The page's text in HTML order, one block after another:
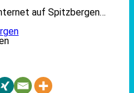
auf Spitzbergen…